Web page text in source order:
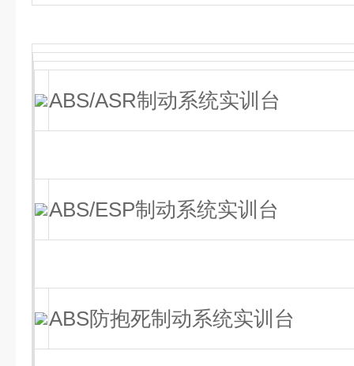
ABS/ASR制动系统实训台
ABS/ESP制动系统实训台
ABS防抱死制动系统实训台